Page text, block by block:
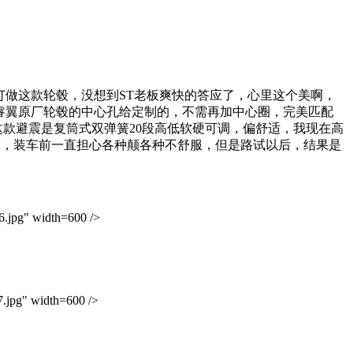
这款轮毂，没想到ST老板爽快的答应了，心里这个美啊，
原厂轮毂的中心孔给定制的，不需再加中心圈，完美匹配
避震是复筒式双弹簧20段高低软硬可调，偏舒适，我现在高
装车前一直担心各种颠各种不舒服，但是路试以后，结果是
width=600 />
width=600 />